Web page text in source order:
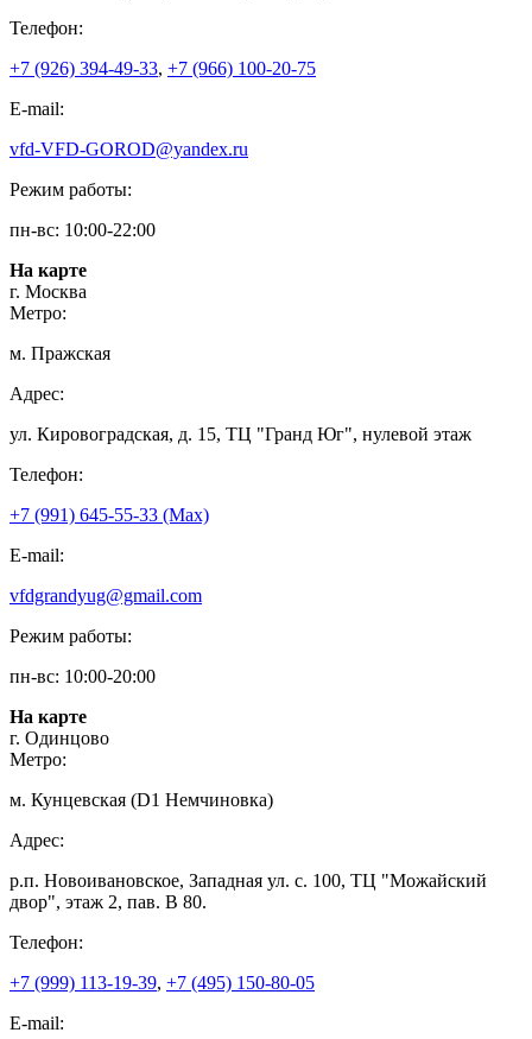
Телефон:
+7 (926) 394-49-33, +7 (966) 100-20-75
E-mail:
vfd-VFD-GOROD@yandex.ru
Режим работы:
пн-вс: 10:00-22:00
На карте
г. Москва
Метро:
м. Пражская
Адрес:
ул. Кировоградская, д. 15, ТЦ "Гранд Юг", нулевой этаж
Телефон:
+7 (991) 645-55-33 (Мах)
E-mail:
vfdgrandyug@gmail.com
Режим работы:
пн-вс: 10:00-20:00
На карте
г. Одинцово
Метро:
м. Кунцевская (D1 Немчиновка)
Адрес:
р.п. Новоивановское, Западная ул. с. 100, ТЦ "Можайский
двор", этаж 2, пав. В 80.
Телефон:
+7 (999) 113-19-39, +7 (495) 150-80-05
E-mail: